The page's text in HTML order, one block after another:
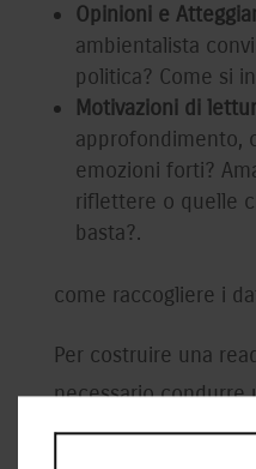
Opinioni e
ambientalista
politica? Come si
Motivazioni di
approfondimento,
emozioni forti?
riflettere o quelle
basta?.
come raccogliere i
Per costruire una
necessario condurre